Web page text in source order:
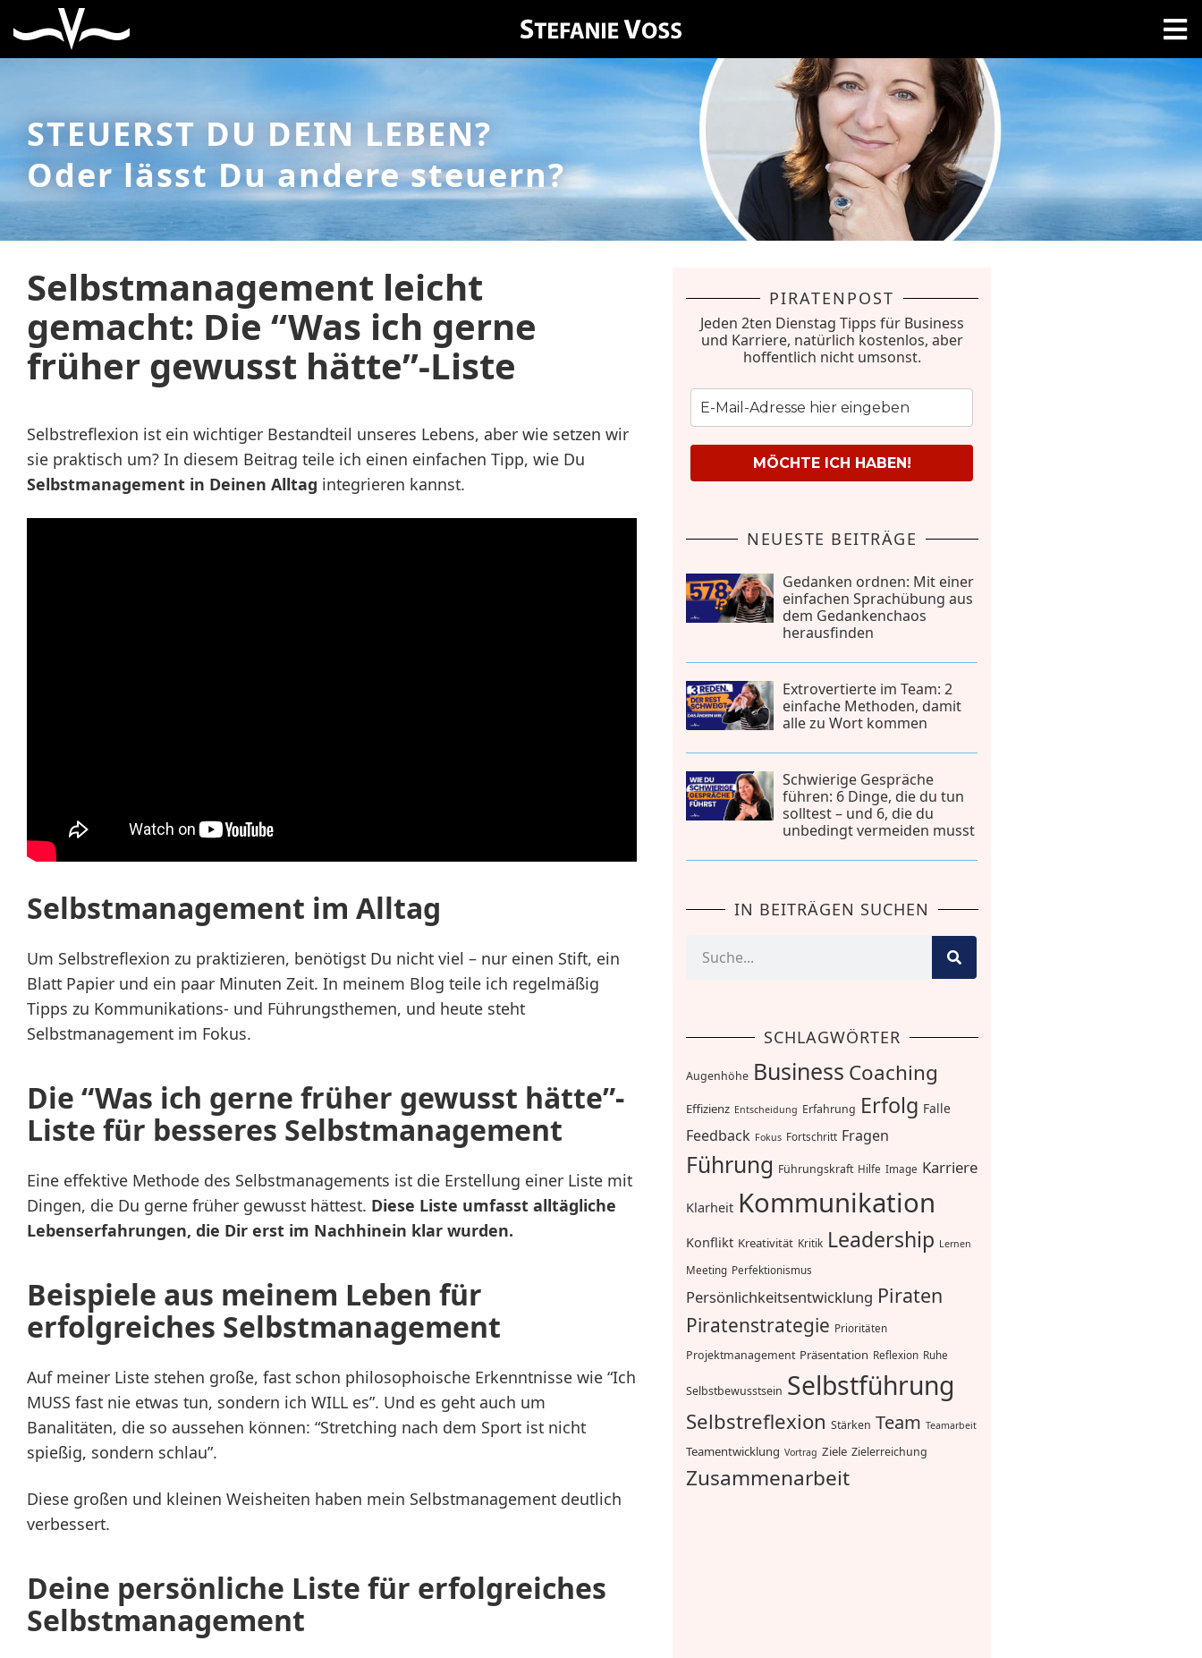
STEUERST DU DEIN LEBEN?
Oder lässt Du andere steuern?
Selbstmanagement leicht
gemacht: Die “Was ich gerne
früher gewusst hätte”-Liste
Selbstreflexion ist ein wichtiger Bestandteil unseres Lebens, aber wie setzen wir
sie praktisch um? In diesem Beitrag teile ich einen einfachen Tipp, wie Du
Selbstmanagement in Deinen Alltag integrieren kannst.
Selbstmanagement im Alltag
Um Selbstreflexion zu praktizieren, benötigst Du nicht viel – nur einen Stift, ein
Blatt Papier und ein paar Minuten Zeit. In meinem Blog teile ich regelmäßig
Tipps zu Kommunikations- und Führungsthemen, und heute steht
Selbstmanagement im Fokus.
Die “Was ich gerne früher gewusst hätte”-
Liste für besseres Selbstmanagement
Eine effektive Methode des Selbstmanagements ist die Erstellung einer Liste mit
Dingen, die Du gerne früher gewusst hättest. Diese Liste umfasst alltägliche
Lebenserfahrungen, die Dir erst im Nachhinein klar wurden.
Beispiele aus meinem Leben für
erfolgreiches Selbstmanagement
Auf meiner Liste stehen große, fast schon philosophoische Erkenntnisse wie “Ich
MUSS fast nie etwas tun, sondern ich WILL es”. Und es geht auch um
Banalitäten, die so aussehen können: “Stretching nach dem Sport ist nicht
spießig, sondern schlau”.
Diese großen und kleinen Weisheiten haben mein Selbstmanagement deutlich
verbessert.
Deine persönliche Liste für erfolgreiches
Selbstmanagement
PIRATENPOST
Jeden 2ten Dienstag Tipps für Business
und Karriere, natürlich kostenlos, aber
hoffentlich nicht umsonst.
MÖCHTE ICH HABEN!
NEUESTE BEITRÄGE
Gedanken ordnen: Mit einer
einfachen Sprachübung aus
dem Gedankenchaos
herausfinden
Extrovertierte im Team: 2
einfache Methoden, damit
alle zu Wort kommen
Schwierige Gespräche
führen: 6 Dinge, die du tun
solltest – und 6, die du
unbedingt vermeiden musst
IN BEITRÄGEN SUCHEN
SCHLAGWÖRTER
Augenhöhe Business Coaching
Effizienz Entscheidung Erfahrung Erfolg Falle
Feedback Fokus Fortschritt Fragen
Führung Führungskraft Hilfe Image Karriere
Klarheit Kommunikation
Konflikt Kreativität Kritik Leadership Lernen
Meeting Perfektionismus
Persönlichkeitsentwicklung Piraten
Piratenstrategie Prioritäten
Projektmanagement Präsentation Reflexion Ruhe
Selbstbewusstsein Selbstführung
Selbstreflexion Stärken Team Teamarbeit
Teamentwicklung Vortrag Ziele Zielerreichung
Zusammenarbeit